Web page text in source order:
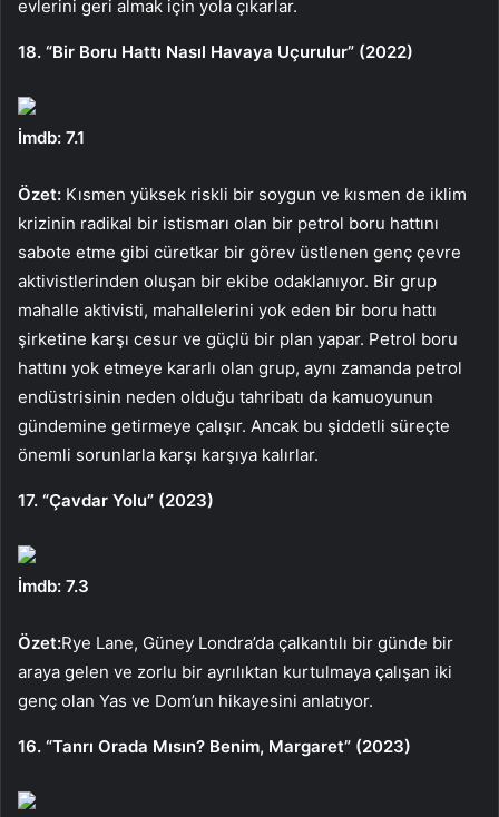
evlerini geri almak için yola çıkarlar.
18. “Bir Boru Hattı Nasıl Havaya Uçurulur” (2022)
İmdb: 7.1
Özet: Kısmen yüksek riskli bir soygun ve kısmen de iklim
krizinin radikal bir istismarı olan bir petrol boru hattını
sabote etme gibi cüretkar bir görev üstlenen genç çevre
aktivistlerinden oluşan bir ekibe odaklanıyor. Bir grup
mahalle aktivisti, mahallelerini yok eden bir boru hattı
şirketine karşı cesur ve güçlü bir plan yapar. Petrol boru
hattını yok etmeye kararlı olan grup, aynı zamanda petrol
endüstrisinin neden olduğu tahribatı da kamuoyunun
gündemine getirmeye çalışır. Ancak bu şiddetli süreçte
önemli sorunlarla karşı karşıya kalırlar.
17. “Çavdar Yolu” (2023)
İmdb: 7.3
Özet:Rye Lane, Güney Londra’da çalkantılı bir günde bir
araya gelen ve zorlu bir ayrılıktan kurtulmaya çalışan iki
genç olan Yas ve Dom’un hikayesini anlatıyor.
16. “Tanrı Orada Mısın? Benim, Margaret” (2023)